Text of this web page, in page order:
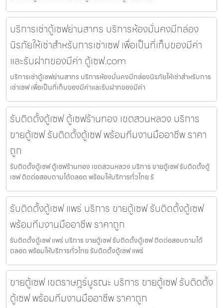
บริการเช่าตู้เซฟย่านสาทร บริการห้องมั่นคงมีกล่อง
นิรภัยให้เช่าสำหรับการเช่าเซฟ เพื่อเป็นที่เก็บของมีค่า
และรับฝากของมีค่า ตู้เซฟ.com
บริการเช่าตู้เซฟย่านสาทร บริการห้องมั่นคงมีกล่องนิรภัยให้เช่าสำหรับการ
เช่าเซฟ เพื่อเป็นที่เก็บของมีค่าและรับฝากของมีค่า
รับติดตั้งตู้เซฟ ตู้เซฟร้านทอง เขตสวนหลวง บริการ
ขายตู้เซฟ รับติดตั้งตู้เซฟ พร้อมทีมงานมืออาชีพ ราคา
ถูก
รับติดตั้งตู้เซฟ ตู้เซฟร้านทอง เขตสวนหลวง บริการ ขายตู้เซฟ รับติดตั้งตู้
เซฟ ติดต่อสอบถามได้ตลอด พร้อมให้บริการทั่วไทย รั
รับติดตั้งตู้เซฟ แพร่ บริการ ขายตู้เซฟ รับติดตั้งตู้เซฟ
พร้อมทีมงานมืออาชีพ ราคาถูก
รับติดตั้งตู้เซฟ แพร่ บริการ ขายตู้เซฟ รับติดตั้งตู้เซฟ ติดต่อสอบถามได้
ตลอด พร้อมให้บริการทั่วไทย รับติดตั้งตู้เซฟ แพร่
ขายตู้เซฟ เขตราษฎร์บูรณะ บริการ ขายตู้เซฟ รับติดตั้ง
ตู้เซฟ พร้อมทีมงานมืออาชีพ ราคาถูก